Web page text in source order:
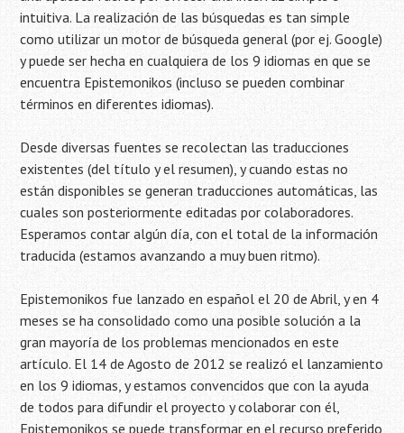
intuitiva. La realización de las búsquedas es tan simple
como utilizar un motor de búsqueda general (por ej. Google)
y puede ser hecha en cualquiera de los 9 idiomas en que se
encuentra Epistemonikos (incluso se pueden combinar
términos en diferentes idiomas).
Desde diversas fuentes se recolectan las traducciones
existentes (del título y el resumen), y cuando estas no
están disponibles se generan traducciones automáticas, las
cuales son posteriormente editadas por colaboradores.
Esperamos contar algún día, con el total de la información
traducida (estamos avanzando a muy buen ritmo).
Epistemonikos fue lanzado en español el 20 de Abril, y en 4
meses se ha consolidado como una posible solución a la
gran mayoría de los problemas mencionados en este
artículo. El 14 de Agosto de 2012 se realizó el lanzamiento
en los 9 idiomas, y estamos convencidos que con la ayuda
de todos para difundir el proyecto y colaborar con él,
Epistemonikos se puede transformar en el recurso preferido